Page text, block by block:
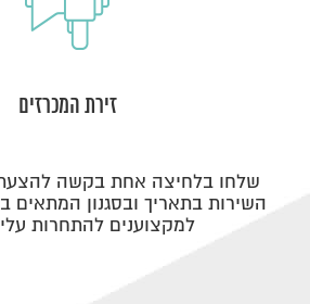
זירת המכרזים
שלחו בלחיצה אחת בקשה להצעת
השירות בתאריך ובסגנון המתאים
למקצוענים להתחרות